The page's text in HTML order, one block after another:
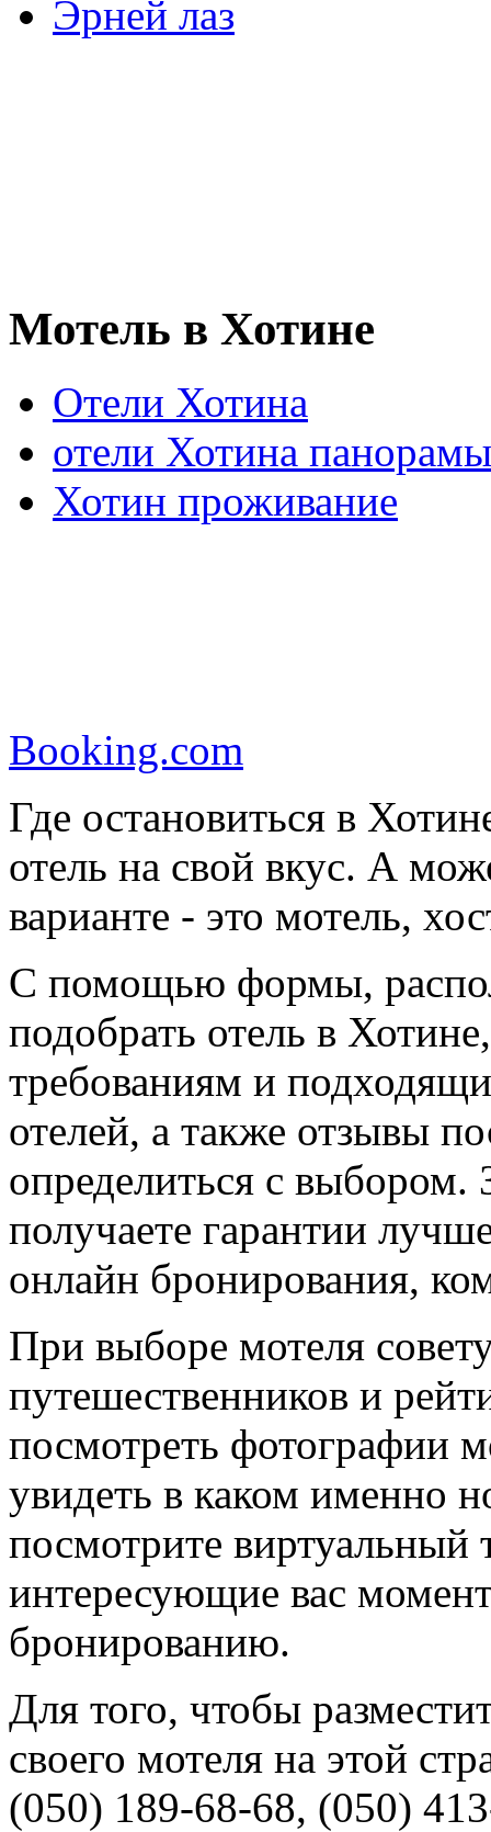
Эрней лаз
Мотель в Хотине
Отели Хотина
отели Хотина панорамы
Хотин проживание
Booking.com
Где остановиться в
отель на свой вкус. А
варианте - это мотель,
С помощью формы,
подобрать отель в
требованиям и
отелей, а также отзывы
определиться с выбором.
получаете гарантии
онлайн бронирования,
При выборе мотеля
путешественников и
посмотреть фотографии
увидеть в каком именно
посмотрите виртуальный
интересующие вас
бронированию.
Для того, чтобы
своего мотеля на этой
(050) 189-68-68, (050)